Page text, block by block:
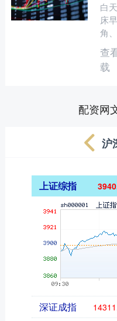
白
床
角
二
午
查
载
配资网
沪
上证综指
深证成指